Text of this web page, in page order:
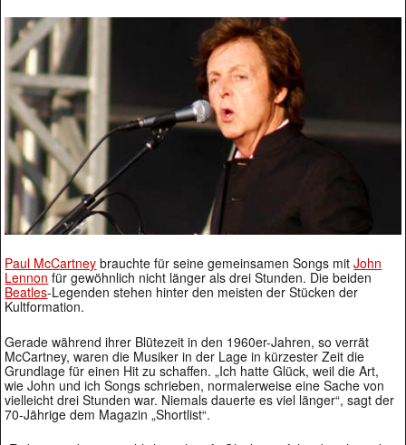
Paul McCartney brauchte für seine gemeinsamen Songs mitJohn
Lennon für gewöhnlich nicht länger als drei Stunden. Die beiden
Beatles-Legenden stehen hinter den meisten der Stücken der
Kultformation.
Gerade während ihrer Blütezeit in den 1960er-Jahren, so verrät
McCartney, waren die Musiker in der Lage in kürzester Zeit die
Grundlage für einen Hit zu schaffen. „Ich hatte Glück, weil die Art,
wie John und ich Songs schrieben, normalerweise eine Sache von
vielleicht drei Stunden war. Niemals dauerte es viel länger“, sagt der
70-Jährige dem Magazin „Shortlist“.